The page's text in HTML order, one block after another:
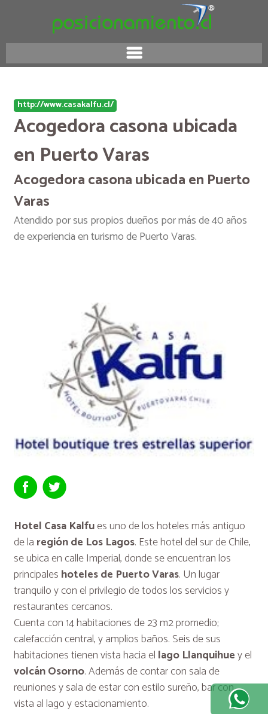
http://www.casakalfu.cl/
Acogedora casona ubicada
en Puerto Varas
Acogedora casona ubicada en Puerto
Varas
Atendido por sus propios dueños por más de 40 años
de experiencia en turismo de Puerto Varas.
Hotel Casa Kalfues uno de los hoteles más antiguo
de la región de Los Lagos. Este hotel del sur de Chile,
se ubica en calle Imperial, donde se encuentran los
principales hoteles de Puerto Varas. Un lugar
tranquilo y con el privilegio de todos los servicios y
restaurantes cercanos.
Cuenta con 14 habitaciones de 23 m2 promedio;
calefacción central, y amplios baños. Seis de sus
habitaciones tienen vista hacia el lago Llanquihuey el
volcán Osorno. Además de contar con sala de
reuniones y sala de estar con estilo sureño, bar con
vista al lago y estacionamiento.